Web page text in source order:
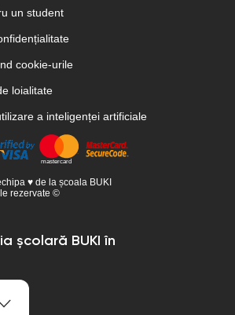
un student
cookie-urile
loialitate
a inteligenței artificiale
♥ de la școala BUKI
rezervate ©
școlară BUKI în